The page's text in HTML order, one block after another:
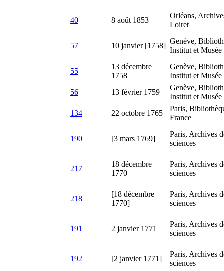
40 8 août 1853
Orléans,
Loiret
57 10 janvier [1758]
Genève,
Institut et
55
13 décembre
1758
Genève,
Institut et
56
13 février 1759
Genève,
Institut et
134
22 octobre 1765
Paris,
France
190 [3 mars 1769]
Paris, Archives
sciences
217
18 décembre
1770
Paris, Archives
sciences
218
[18 décembre
1770]
Paris, Archives
sciences
191 2 janvier 1771
Paris, Archives
sciences
192 [2 janvier 1771]
Paris, Archives
sciences